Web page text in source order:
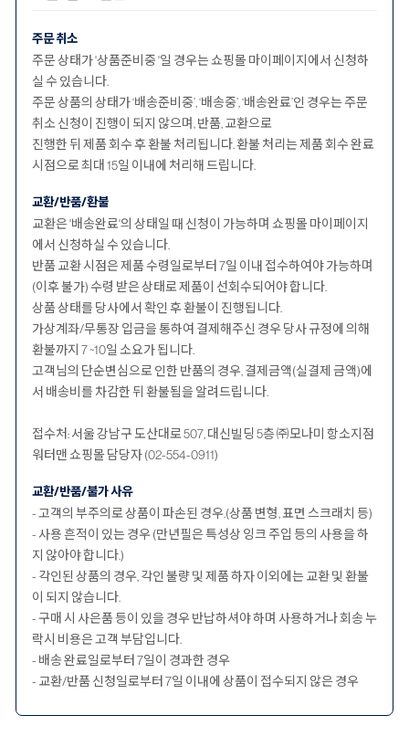
주문 취소
주문 상태가 '상품준비중 '일 경우는 쇼핑몰 마이페이지에서 신청하
실 수 있습니다.
주문 상품의 상태가 ‘배송준비중’, ‘배송중’, ‘배송완료’인 경우는 주문
취소 신청이 진행이 되지 않으며, 반품, 교환으로
진행한 뒤 제품 회수 후 환불 처리됩니다. 환불 처리는 제품 회수 완료
시점으로 최대 15일 이내에 처리해 드립니다.
교환/반품/환불
교환은 '배송완료'의 상태일 때 신청이 가능하며 쇼핑몰 마이페이지
에서 신청하실 수 있습니다.
반품 교환 시점은 제품 수령일로부터 7일 이내 접수하여야 가능하며
(이후 불가) 수령 받은 상태로 제품이 선회수되어야 합니다.
상품 상태를 당사에서 확인 후 환불이 진행됩니다.
가상계좌/무통장 입금을 통하여 결제해주신 경우 당사 규정에 의해
환불까지 7 ~10일 소요가 됩니다.
고객님의 단순변심으로 인한 반품의 경우, 결제금액(실결제 금액)에
서 배송비를 차감한 뒤 환불됨을 알려드립니다.
접수처: 서울 강남구 도산대로 507, 대신빌딩 5층 ㈜모나미 항소지점
워터맨 쇼핑몰 담당자 (02-554-0911)
교환/반품/불가 사유
- 고객의 부주의로 상품이 파손된 경우.(상품 변형, 표면 스크래치 등)
- 사용 흔적이 있는 경우 (만년필은 특성상 잉크 주입 등의 사용을 하
지 않아야 합니다.)
- 각인된 상품의 경우, 각인 불량 및 제품 하자 이외에는 교환 및 환불
이 되지 않습니다.
- 구매 시 사은품 등이 있을 경우 반납하셔야 하며 사용하거나 회송 누
락시 비용은 고객 부담입니다.
- 배송 완료일로부터 7일이 경과한 경우
- 교환/반품 신청일로부터 7일 이내에 상품이 접수되지 않은 경우